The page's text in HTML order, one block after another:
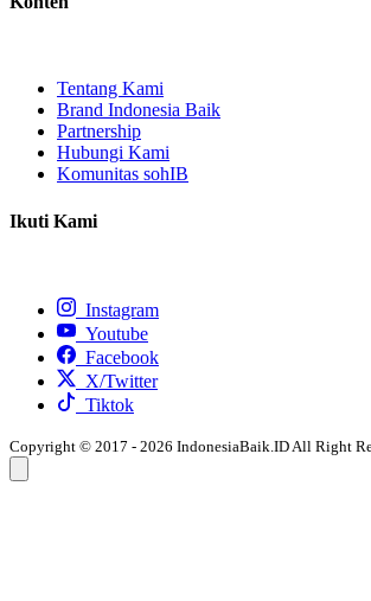
Tentang Kami
Brand Indonesia Baik
Partnership
Hubungi Kami
Komunitas sohIB
Ikuti Kami
Instagram
Youtube
Facebook
X/Twitter
Tiktok
Copyright © 2017 - 2026 IndonesiaBaik.ID All Right